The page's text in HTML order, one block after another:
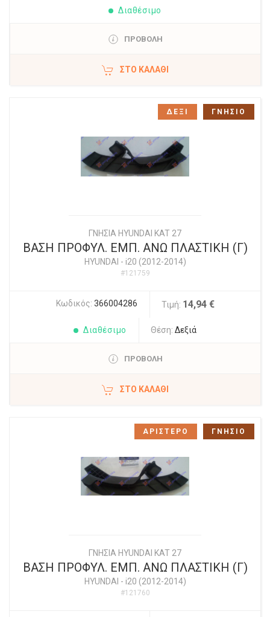
Διαθέσιμο
ΠΡΟΒΟΛΗ
ΣΤΟ ΚΑΛΆΘΙ
ΓΝΗΣΙΑ HYUNDAI KAT 27
ΒΑΣΗ ΠΡΟΦΥΛ. ΕΜΠ. ΑΝΩ ΠΛΑΣΤΙΚΗ (Γ)
HYUNDAI - i20 (2012-2014)
#121759
Κωδικός: 366004286 Τιμή: 14,94 €
Διαθέσιμο Θέση: Δεξιά
ΠΡΟΒΟΛΗ
ΣΤΟ ΚΑΛΆΘΙ
ΔΕΞΙ ΓΝΗΣΙΟ
ΓΝΗΣΙΑ HYUNDAI KAT 27
ΒΑΣΗ ΠΡΟΦΥΛ. ΕΜΠ. ΑΝΩ ΠΛΑΣΤΙΚΗ (Γ)
HYUNDAI - i20 (2012-2014)
#121760
ΑΡΙΣΤΕΡΟ ΓΝΗΣΙΟ